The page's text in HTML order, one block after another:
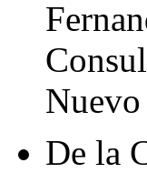
De la